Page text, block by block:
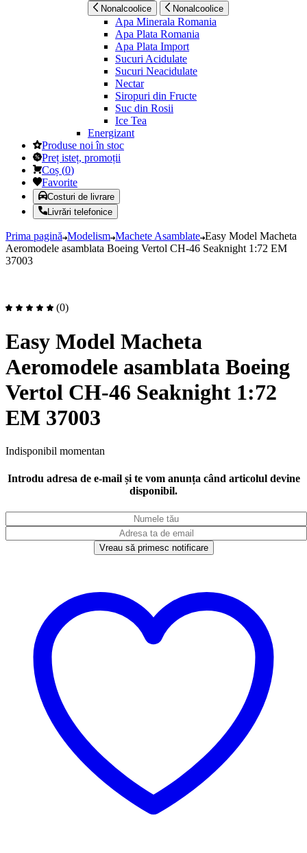
Nonalcoolice Nonalcoolice
Apa Minerala Romania
Apa Plata Romania
Apa Plata Import
Sucuri Acidulate
Sucuri Neacidulate
Nectar
Siropuri din Fructe
Suc din Rosii
Ice Tea
Energizant
Produse noi în stoc
Preț isteț, promoții
Coș (0)
Favorite
Costuri de livrare
Livrări telefonice
Prima pagină Modelism Machete Asamblate Easy Model Macheta
Aeromodele asamblata Boeing Vertol CH-46 Seaknight 1:72 EM
37003
(0)
Easy Model Macheta
Aeromodele asamblata Boeing
Vertol CH-46 Seaknight 1:72
EM 37003
Indisponibil momentan
Introdu adresa de e-mail și te vom anunța când articolul devine
disponibil.
Vreau să primesc notificare